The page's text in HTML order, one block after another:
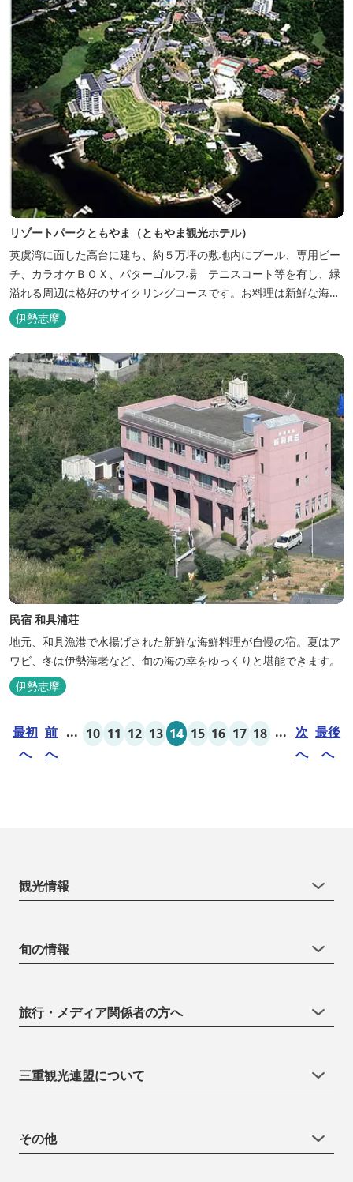
リゾートパークともやま（ともやま観光ホテル）
英虞湾に面した高台に建ち、約５万坪の敷地内にプール、専用ビー
チ、カラオケＢＯＸ、パターゴルフ場 テニスコート等を有し、緑
溢れる周辺は格好のサイクリングコースです。お料理は新鮮な海の
幸をふんだんに使用する荒磯焼、活造会席、伊勢海老残酷鍋会席、
松茸料理（秋）等グルメ志向の方に好評です。夏には野外バーベキ
ューも毎晩行ないます。
伊勢志摩
民宿 和具浦荘
地元、和具漁港で水揚げされた新鮮な海鮮料理が自慢の宿。夏はア
ワビ、冬は伊勢海老など、旬の海の幸をゆっくりと堪能できます。
伊勢志摩
最初
へ
前
へ
... 10 11 12 13 14 15 16 17 18 ... 次
へ
最後
へ
観光情報
旬の情報
旅行・メディア関係者の方へ
三重観光連盟について
その他